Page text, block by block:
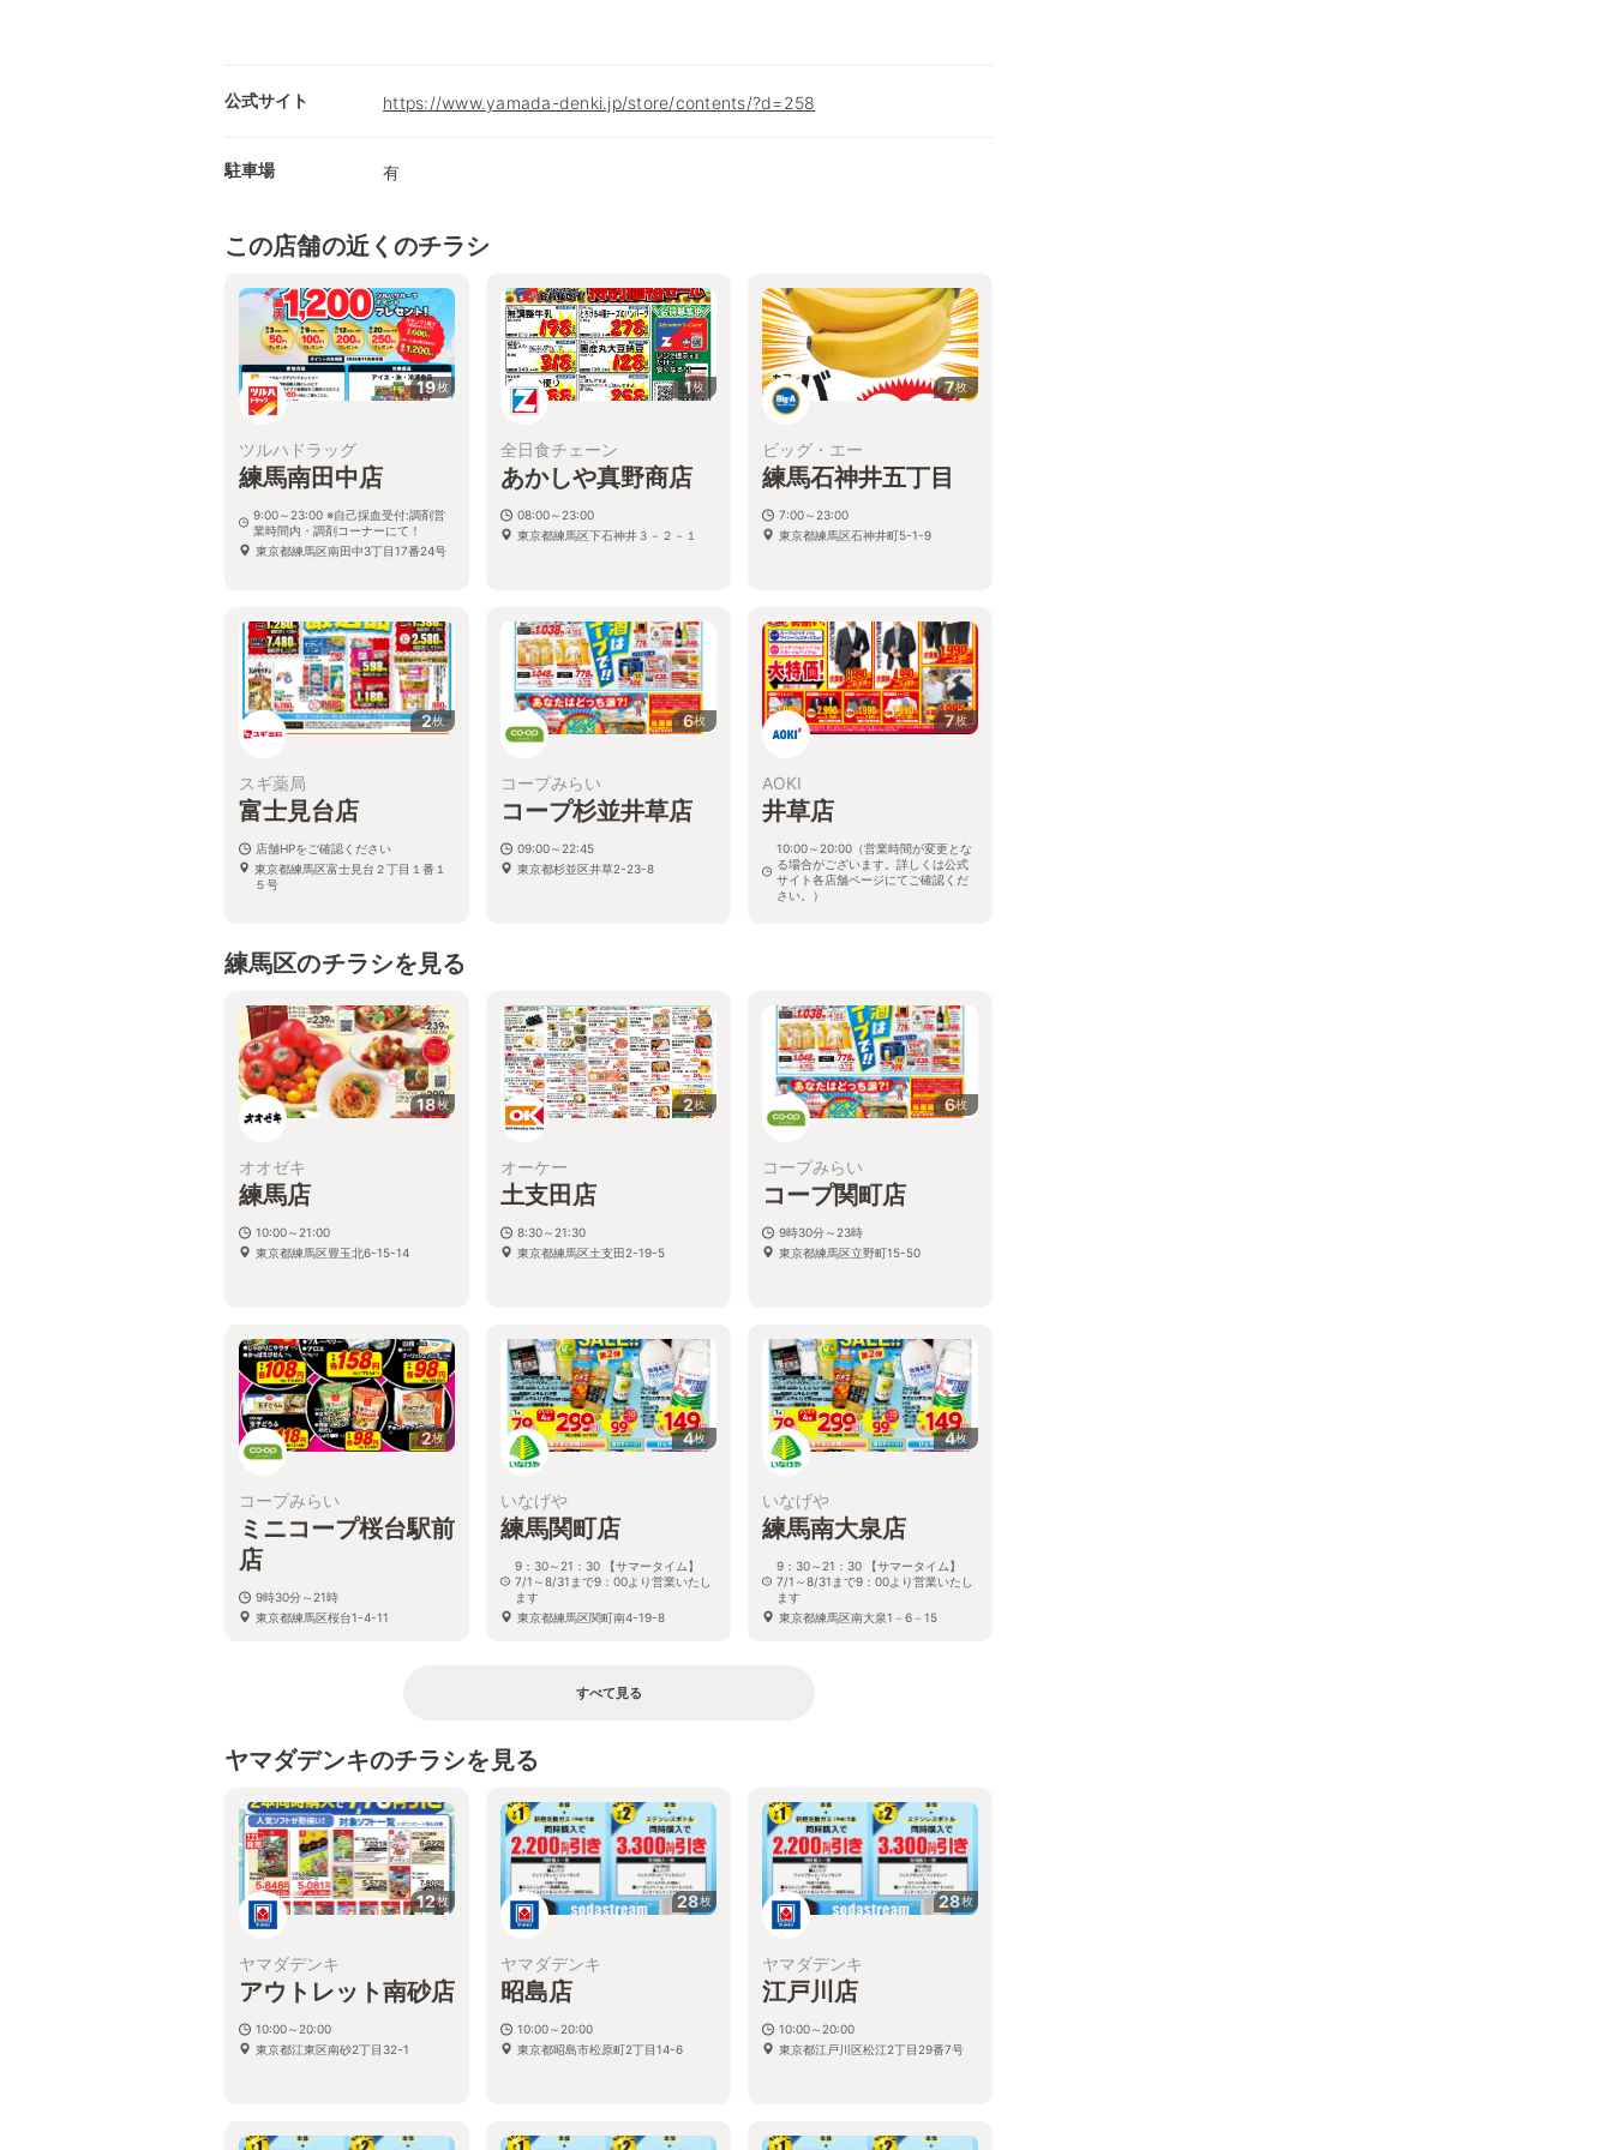
公式サイト https://www.yamada-denki.jp/store/contents/?d=258
駐車場 有
この店舗の近くのチラシ
19枚
ツルハドラッグ
練馬南田中店
9:00～23:00 ※自己採血受付:調剤営
業時間内・調剤コーナーにて！
東京都練馬区南田中3丁目17番24号
1枚
全日食チェーン
あかしや真野商店
08:00～23:00
東京都練馬区下石神井３－２－１
7枚
ビッグ・エー
練馬石神井五丁目
7:00～23:00
東京都練馬区石神井町5-1-9
2枚
スギ薬局
富士見台店
店舗HPをご確認ください
東京都練馬区富士見台２丁目１番１
５号
6枚
コープみらい
コープ杉並井草店
09:00～22:45
東京都杉並区井草2-23-8
7枚
AOKI
井草店
10:00～20:00（営業時間が変更とな
る場合がございます。詳しくは公式
サイト各店舗ページにてご確認くだ
さい。）
練馬区のチラシを見る
18枚
オオゼキ
練馬店
10:00～21:00
東京都練馬区豊玉北6-15-14
2枚
オーケー
土支田店
8:30～21:30
東京都練馬区土支田2-19-5
6枚
コープみらい
コープ関町店
9時30分～23時
東京都練馬区立野町15-50
2枚
コープみらい
ミニコープ桜台駅前
店
9時30分～21時
東京都練馬区桜台1-4-11
4枚
いなげや
練馬関町店
9：30～21：30 【サマータイム】
7/1～8/31まで9：00より営業いたし
ます
東京都練馬区関町南4-19-8
4枚
いなげや
練馬南大泉店
9：30～21：30 【サマータイム】
7/1～8/31まで9：00より営業いたし
ます
東京都練馬区南大泉1－6－15
すべて見る
ヤマダデンキのチラシを見る
12枚
ヤマダデンキ
アウトレット南砂店
10:00～20:00
東京都江東区南砂2丁目32-1
28枚
ヤマダデンキ
昭島店
10:00～20:00
東京都昭島市松原町2丁目14-6
28枚
ヤマダデンキ
江戸川店
10:00～20:00
東京都江戸川区松江2丁目29番7号